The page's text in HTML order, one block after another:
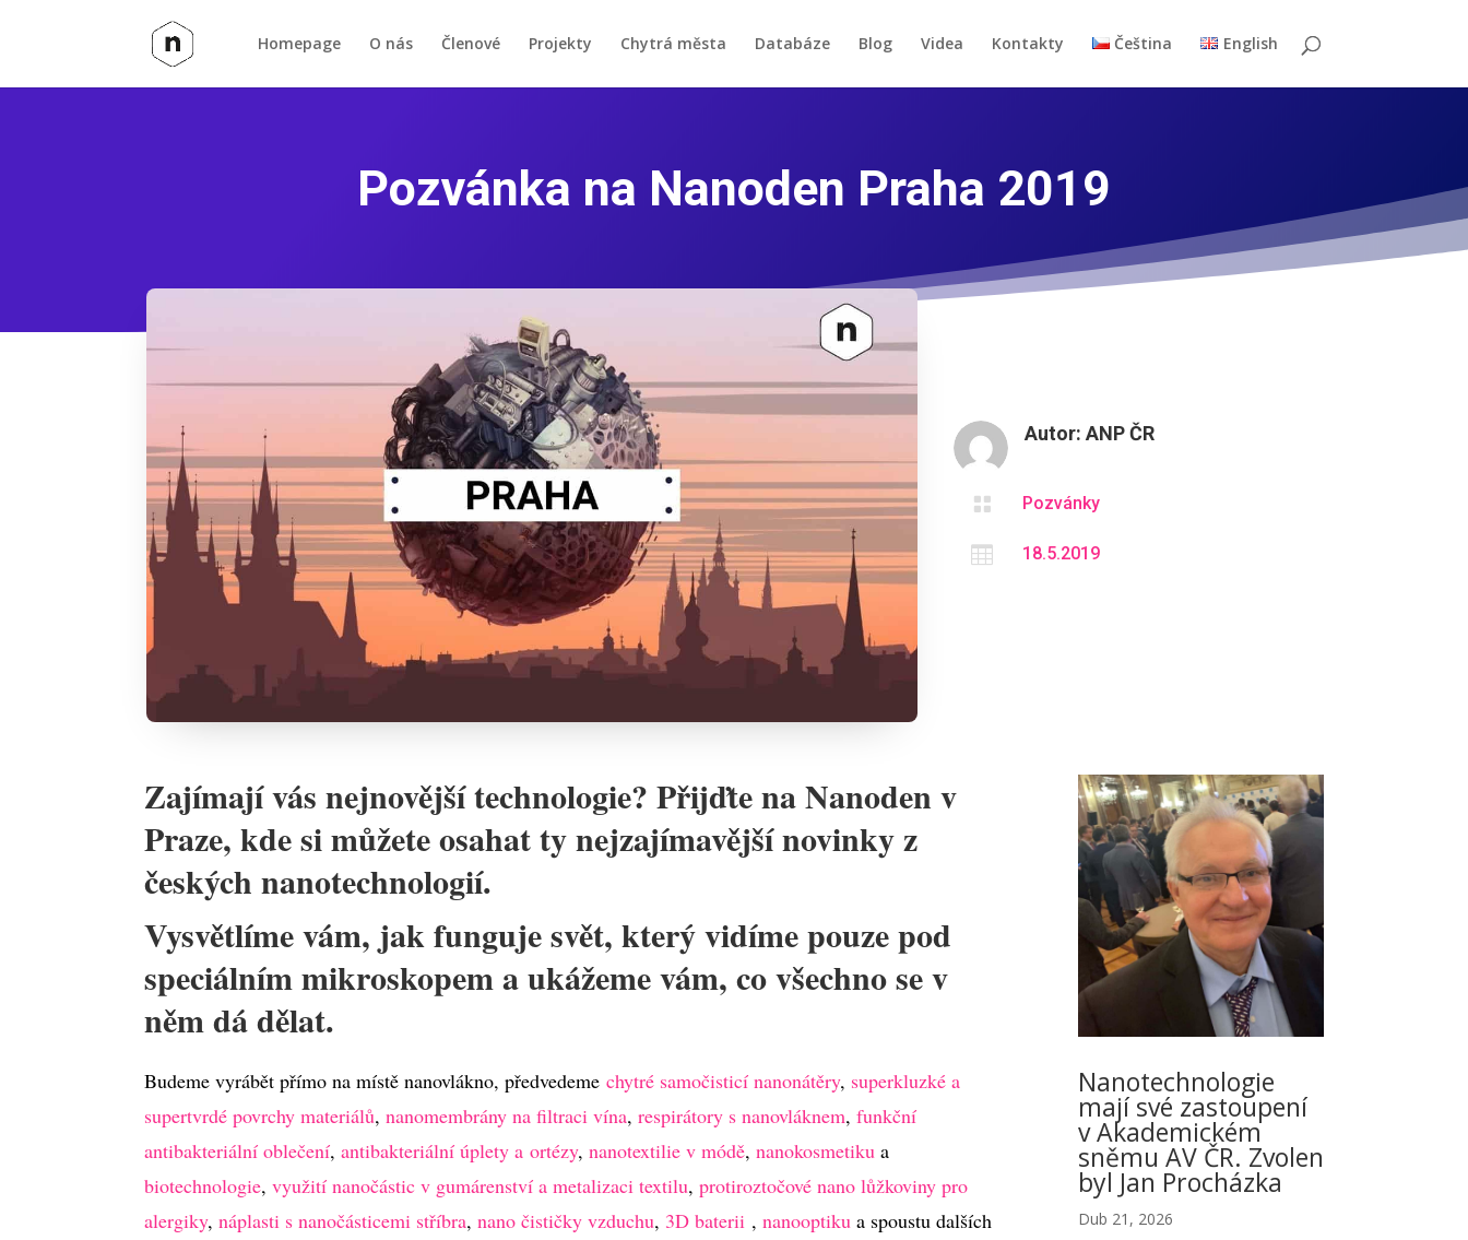
Homepage O nás Členové Projekty Chytrá města Databáze Blog Videa Kontakty Čeština English
Pozvánka na Nanoden Praha 2019
Autor:ANP ČR
 Pozvánky
 18.5.2019
Zajímají vás nejnovější technologie? Přijďte na Nanoden v
Praze, kde si můžete osahat ty nejzajímavější novinky z
českých nanotechnologií.
Vysvětlíme vám, jak funguje svět, který vidíme pouze pod
speciálním mikroskopem a ukážeme vám, co všechno se v
něm dá dělat.
Budeme vyrábět přímo na místě nanovlákno, předvedeme chytré samočisticí nanonátěry, superkluzké a
supertvrdé povrchy materiálů, nanomembrány na filtraci vína, respirátory s nanovláknem, funkční
antibakteriální oblečení, antibakteriální úplety a ortézy, nanotextilie v módě, nanokosmetiku a
biotechnologie, využití nanočástic v gumárenství a metalizaci textilu, protiroztočové nano lůžkoviny pro
alergiky, náplasti s nanočásticemi stříbra, nano čističky vzduchu, 3D baterii , nanooptiku a spoustu dalších
Nanotechnologie
mají své zastoupení
v Akademickém
sněmu AV ČR. Zvolen
byl Jan Procházka
Dub 21, 2026